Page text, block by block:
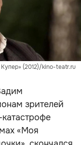
(2012)/kino-teatr.ru
зрителей
«Моя